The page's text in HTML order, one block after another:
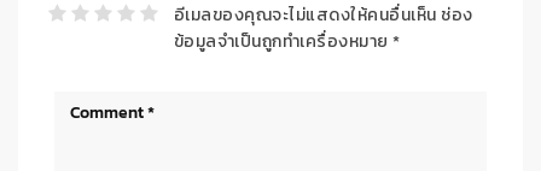
อีเมลของคุณจะไม่แสดงให้คนอื่นเห็น ช่อง
ข้อมูลจำเป็นถูกทำเครื่องหมาย *